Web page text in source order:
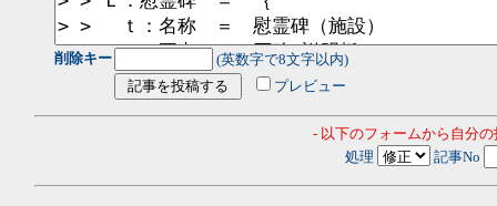
削除キー
(英数字で8文字以内)
プレビュー
- 以下のフォームから自分
処理
記事No